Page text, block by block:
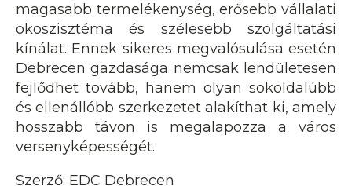
magasabb termelékenység, erősebb vállalati
ökoszisztéma és szélesebb szolgáltatási
kínálat. Ennek sikeres megvalósulása esetén
Debrecen gazdasága nemcsak lendületesen
fejlődhet tovább, hanem olyan sokoldalúbb
és ellenállóbb szerkezetet alakíthat ki, amely
hosszabb távon is megalapozza a város
versenyképességét.
Szerző: EDC Debrecen